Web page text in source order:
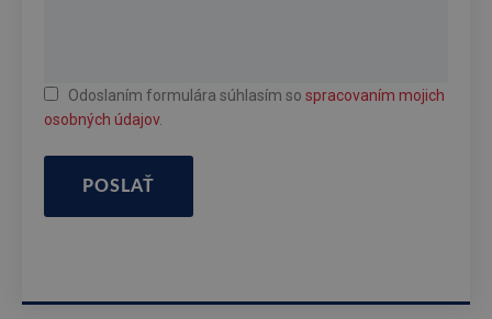
Odoslaním formulára súhlasím so spracovaním mojich
osobných údajov.
POSLAŤ